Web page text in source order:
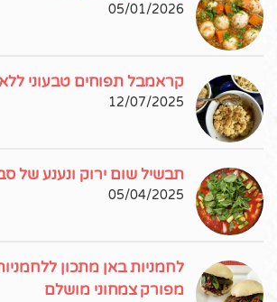
05/01/2026
קראמבל תפוחים טבעוני ללא
12/07/2025
תבשיל שום ירוק ונענע של
05/04/2025
לחמניות באן מתכון
מפורק צמחוני מושלם